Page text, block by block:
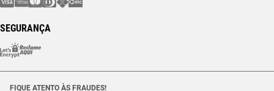
SEGURANÇA
FIQUE ATENTO ÀS FRAUDES!